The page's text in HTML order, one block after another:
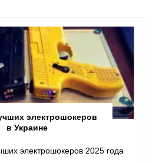
электрошокеров
в Украине
электрошокеров 2025 года